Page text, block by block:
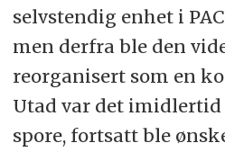
selvstendig enhet i
men derfra ble den
reorganisert som en
Utad var det
spore, fortsatt ble